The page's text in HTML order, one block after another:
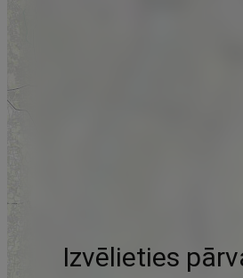
Izvēlieties